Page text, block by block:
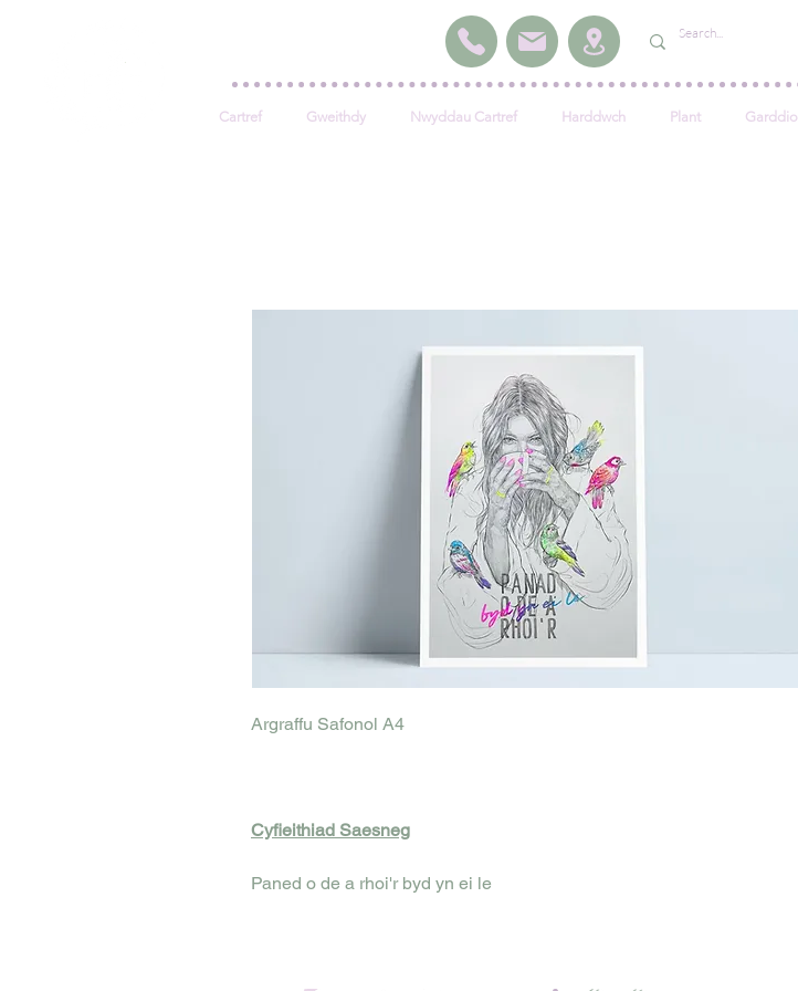
Cartref Gweithdy Nwyddau Cartref Harddwch Plant Garddio
Argraffu Safonol A4
Cyfieithiad Saesneg
Paned o de a rhoi'r byd yn ei le